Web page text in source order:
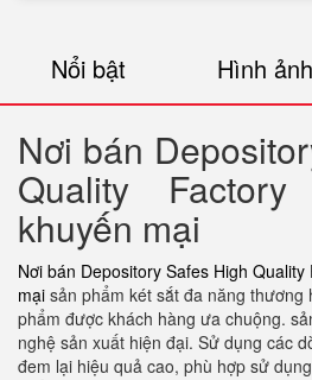
Nổi bật Hình ảnh
Nơi bán
Quality
khuyến mại
Nơi bán Depository Safes High
mại sản phẩm két sắt đa năng thương
phẩm được khách hàng ưa chuộng.
nghệ sản xuất hiện đại. Sử dụng các
đem lại hiệu quả cao, phù hợp sử